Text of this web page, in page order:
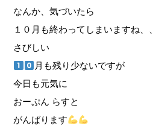
なんか、気づいたら
１０月も終わってしまいますね、、
さびしい
月も残り少ないですが
今日も元気に
おーぷん らすと
がんばります